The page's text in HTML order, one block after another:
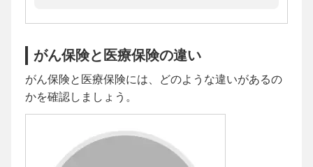
がん保険と医療保険の違い
がん保険と医療保険には、どのような違いがあるの
かを確認しましょう。